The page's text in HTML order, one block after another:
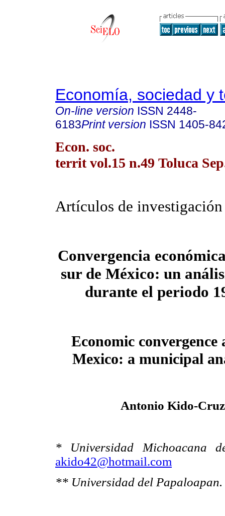
Economía, sociedad y
On-line version ISSN 2448-
6183Print version ISSN 1405-
Econ. soc.
territ vol.15 n.49 Toluca
Artículos de investigación
Convergencia
sur de México: un
durante el periodo
Economic convergence
Mexico: a municipal
Antonio Kido-
* Universidad Michoacana
akido42@hotmail.com
** Universidad del